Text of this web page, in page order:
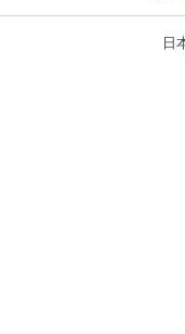
日